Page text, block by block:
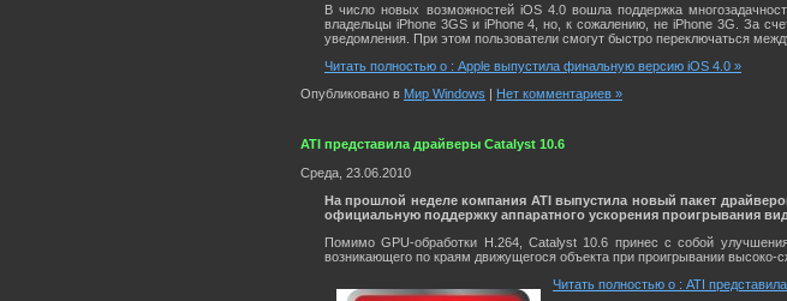
В число новых возможностей iOS 4.0 вошла поддержка
владельцы iPhone 3GS и iPhone 4, но, к сожалению, не iPhone 3G. За
уведомления. При этом пользователи смогут быстро переключаться
Читать полностью о : Apple выпустила финальную версию iOS 4.0 »
Опубликовано в Мир Windows | Нет комментариев »
ATI представила драйверы Catalyst 10.6
Среда, 23.06.2010
На прошлой неделе компания ATI выпустила новый пакет
официальную поддержку аппаратного ускорения проигрывания
Помимо GPU-обработки H.264, Catalyst 10.6 принес с собой
возникающего по краям движущегося объекта при проигрывании высоко-
Читать полностью о : ATI